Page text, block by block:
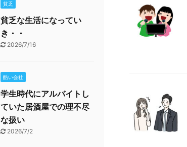
貧乏
貧乏な生活になってい
き・・
2026/7/16
酷い会社
学生時代にアルバイトし
ていた居酒屋での理不尽
な扱い
2026/7/2